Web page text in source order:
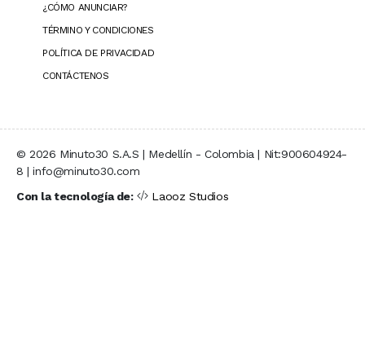
¿CÓMO ANUNCIAR?
TÉRMINO Y CONDICIONES
POLÍTICA DE PRIVACIDAD
CONTÁCTENOS
© 2026 Minuto30 S.A.S | Medellín - Colombia | Nit:900604924-
8 | info@minuto30.com
Con la tecnología de:
Laooz Studios